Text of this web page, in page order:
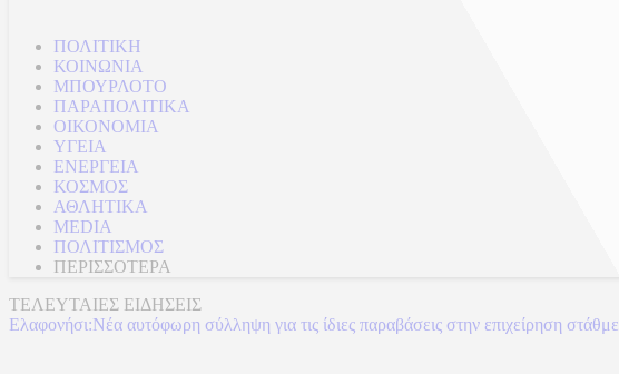
ΠΟΛΙΤΙΚΗ
ΚΟΙΝΩΝΙΑ
ΜΠΟΥΡΛΟΤΟ
ΠΑΡΑΠΟΛΙΤΙΚΑ
ΟΙΚΟΝΟΜΙΑ
ΥΓΕΙΑ
ΕΝΕΡΓΕΙΑ
ΚΟΣΜΟΣ
ΑΘΛΗΤΙΚΑ
MEDIA
ΠΟΛΙΤΙΣΜΟΣ
ΠΕΡΙΣΣΟΤΕΡΑ
ΤΕΛΕΥΤΑΙΕΣ ΕΙΔΗΣΕΙΣ
Ελαφονήσι:Νέα αυτόφωρη σύλληψη για τις ίδιες παραβάσεις στην επιχείρηση